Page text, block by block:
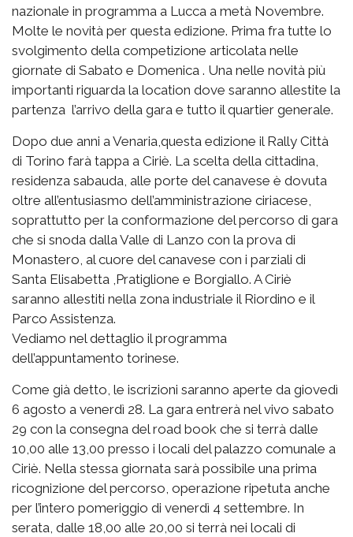
nazionale in programma a Lucca a metà Novembre.
Molte le novità per questa edizione. Prima fra tutte lo
svolgimento della competizione articolata nelle
giornate di Sabato e Domenica . Una nelle novità più
importanti riguarda la location dove saranno allestite la
partenza l’arrivo della gara e tutto il quartier generale.
Dopo due anni a Venaria,questa edizione il Rally Città
di Torino farà tappa a Ciriè. La scelta della cittadina,
residenza sabauda, alle porte del canavese è dovuta
oltre all’entusiasmo dell’amministrazione ciriacese,
soprattutto per la conformazione del percorso di gara
che si snoda dalla Valle di Lanzo con la prova di
Monastero, al cuore del canavese con i parziali di
Santa Elisabetta ,Pratiglione e Borgiallo. A Ciriè
saranno allestiti nella zona industriale il Riordino e il
Parco Assistenza.
Vediamo nel dettaglio il programma
dell’appuntamento torinese.
Come già detto, le iscrizioni saranno aperte da giovedì
6 agosto a venerdì 28. La gara entrerà nel vivo sabato
29 con la consegna del road book che si terrà dalle
10,00 alle 13,00 presso i locali del palazzo comunale a
Ciriè. Nella stessa giornata sarà possibile una prima
ricognizione del percorso, operazione ripetuta anche
per l’intero pomeriggio di venerdì 4 settembre. In
serata, dalle 18,00 alle 20,00 si terrà nei locali di